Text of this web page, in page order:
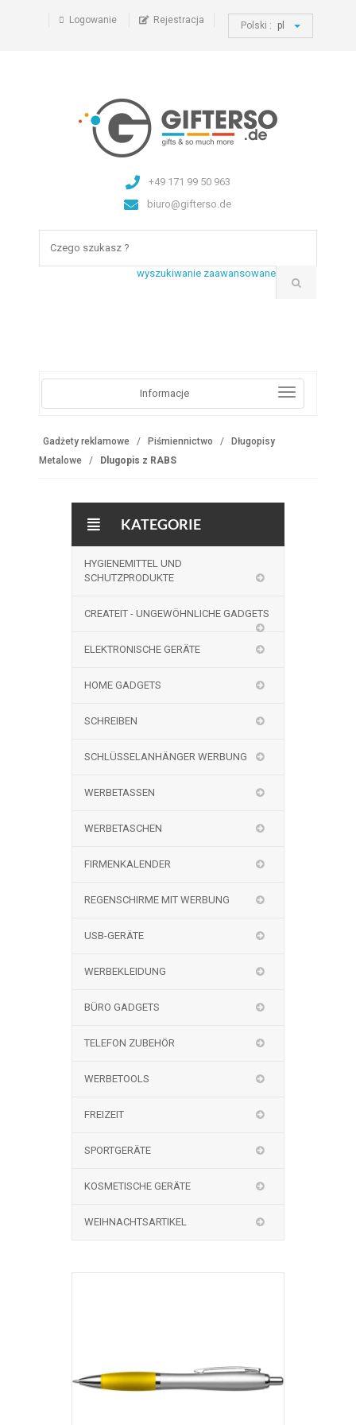
Logowanie Rejestracja Polski : pl
+49 171 99 50 963
biuro@gifterso.de
wyszukiwanie zaawansowane
Informacje
Gadżety reklamowe Piśmiennictwo
Długopisy
Metalowe
Dlugopis z RABS
KATEGORIE
HYGIENEMITTEL UND
SCHUTZPRODUKTE
CREATEIT - UNGEWÖHNLICHE GADGETS
ELEKTRONISCHE GERÄTE
HOME GADGETS
SCHREIBEN
SCHLÜSSELANHÄNGER WERBUNG
WERBETASSEN
WERBETASCHEN
FIRMENKALENDER
REGENSCHIRME MIT WERBUNG
USB-GERÄTE
WERBEKLEIDUNG
BÜRO GADGETS
TELEFON ZUBEHÖR
WERBETOOLS
FREIZEIT
SPORTGERÄTE
KOSMETISCHE GERÄTE
WEIHNACHTSARTIKEL